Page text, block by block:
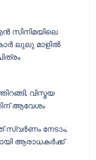
സിനിമയിലെ
ലുലു മാളിൽ
വിസ്മയ
ആവേശം
സ്വർണം നേടാം;
ആരാധകർക്ക്